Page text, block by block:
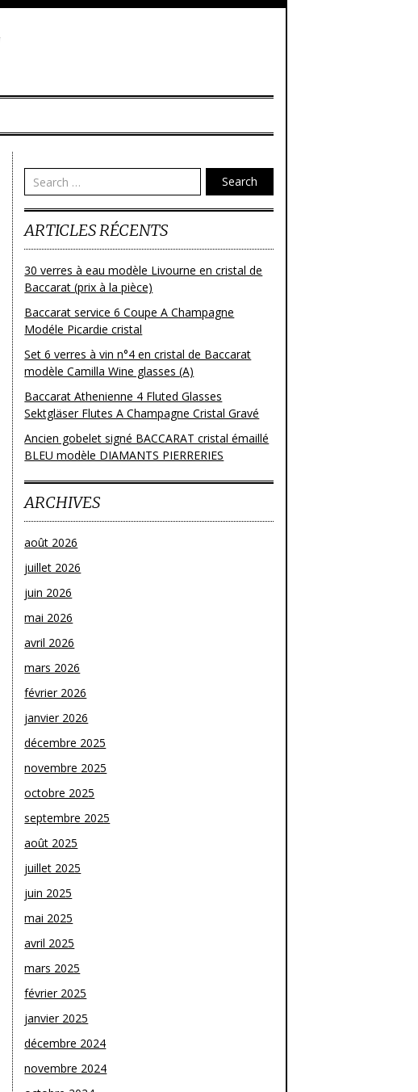
Search
ARTICLES RÉCENTS
30 verres à eau modèle Livourne en cristal de
Baccarat (prix à la pièce)
Baccarat service 6 Coupe A Champagne
Modéle Picardie cristal
Set 6 verres à vin n°4 en cristal de Baccarat
modèle Camilla Wine glasses (A)
Baccarat Athenienne 4 Fluted Glasses
Sektgläser Flutes A Champagne Cristal Gravé
Ancien gobelet signé BACCARAT cristal émaillé
BLEU modèle DIAMANTS PIERRERIES
ARCHIVES
août 2026
juillet 2026
juin 2026
mai 2026
avril 2026
mars 2026
février 2026
janvier 2026
décembre 2025
novembre 2025
octobre 2025
septembre 2025
août 2025
juillet 2025
juin 2025
mai 2025
avril 2025
mars 2025
février 2025
janvier 2025
décembre 2024
novembre 2024